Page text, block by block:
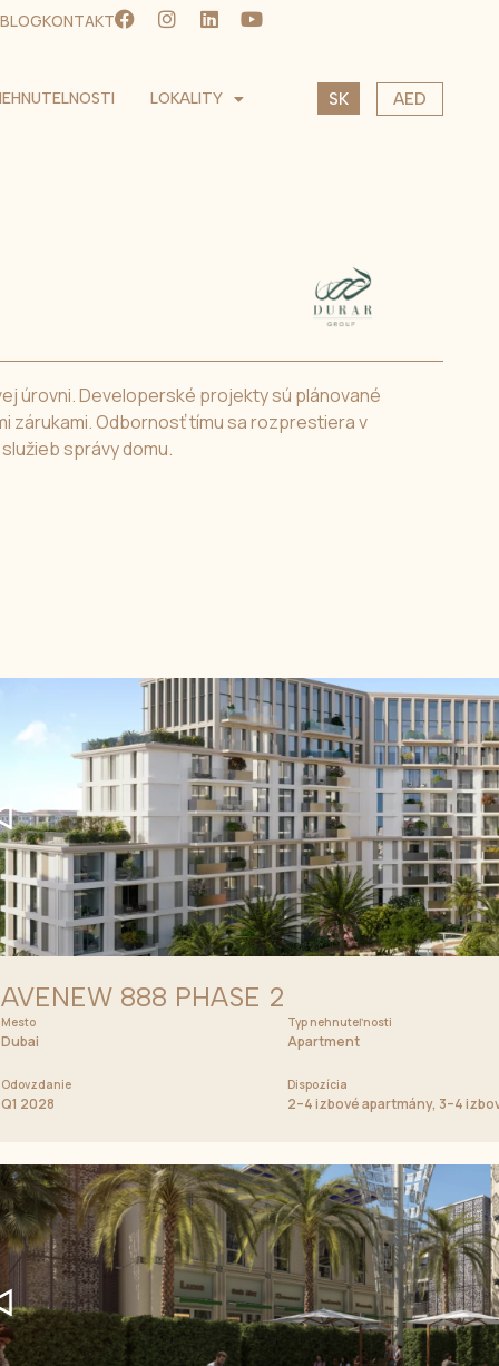
BLOGKONTAKT
LOKALITY SK
CS
AED
úrovni. Developerské projekty sú plánované
zárukami. Odbornosť tímu sa rozprestiera v
správy domu.
AVENEW 888 PHASE 2
Mesto
Dubai
Typ nehnuteľnosti
Apartment
Odovzdanie
Q1 2028
Dispozícia
2–4 izbové apartmány, 3–4